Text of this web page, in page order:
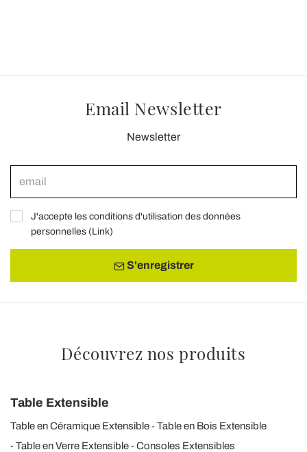
Email Newsletter
Newsletter
J'accepte les conditions d'utilisation des données
personnelles (Link)
S'enregistrer
Découvrez nos produits
Table Extensible
Table en Céramique Extensible
Table en Bois Extensible
Table en Verre Extensible
Consoles Extensibles